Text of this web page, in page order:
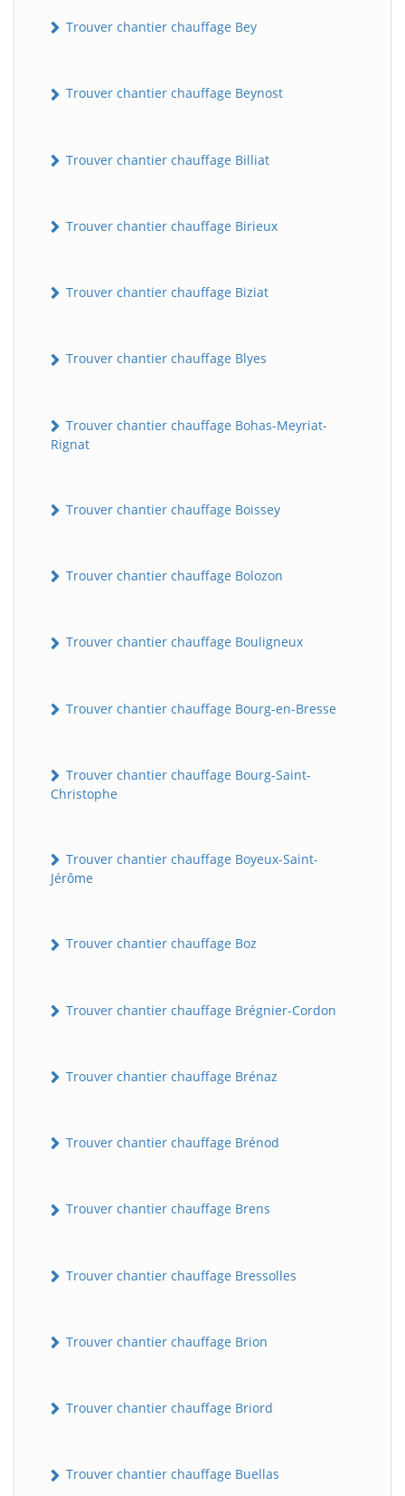
Trouver chantier chauffage Bey
Trouver chantier chauffage Beynost
Trouver chantier chauffage Billiat
Trouver chantier chauffage Birieux
Trouver chantier chauffage Biziat
Trouver chantier chauffage Blyes
Trouver chantier chauffage Bohas-Meyriat-
Rignat
Trouver chantier chauffage Boissey
Trouver chantier chauffage Bolozon
Trouver chantier chauffage Bouligneux
Trouver chantier chauffage Bourg-en-Bresse
Trouver chantier chauffage Bourg-Saint-
Christophe
Trouver chantier chauffage Boyeux-Saint-
Jérôme
Trouver chantier chauffage Boz
Trouver chantier chauffage Brégnier-Cordon
Trouver chantier chauffage Brénaz
Trouver chantier chauffage Brénod
Trouver chantier chauffage Brens
Trouver chantier chauffage Bressolles
Trouver chantier chauffage Brion
Trouver chantier chauffage Briord
Trouver chantier chauffage Buellas